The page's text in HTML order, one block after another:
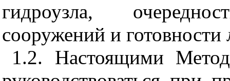
гидроузла,
сооружений и
1.2. Настоящими